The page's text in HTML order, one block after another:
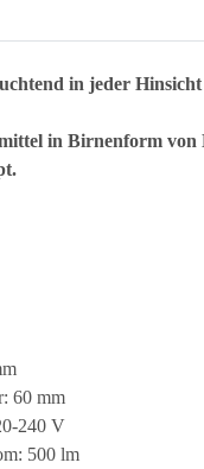
in jeder Hinsicht
in Birnenform
60 mm
240 V
500 lm